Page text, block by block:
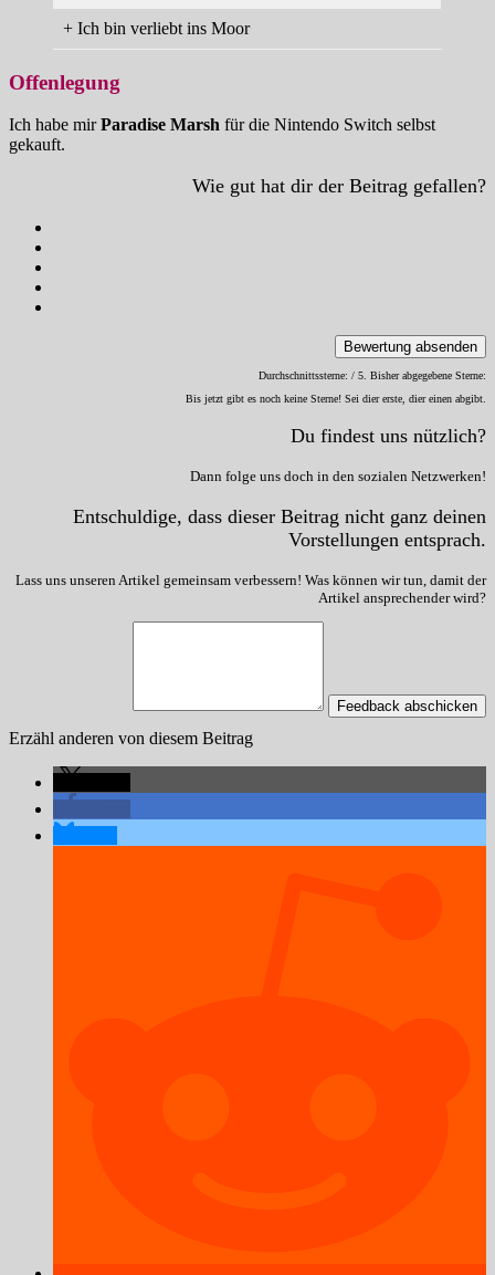
+ Ich bin verliebt ins Moor
Offenlegung
Ich habe mirParadise Marsh für die Nintendo Switch selbst
gekauft.
Wie gut hat dir der Beitrag gefallen?
Bewertung absenden
Durchschnittssterne: / 5. Bisher abgegebene Sterne:
Bis jetzt gibt es noch keine Sterne! Sei dier erste, dier einen abgibt.
Du findest uns nützlich?
Dann folge uns doch in den sozialen Netzwerken!
Entschuldige, dass dieser Beitrag nicht ganz deinen
Vorstellungen entsprach.
Lass uns unseren Artikel gemeinsam verbessern! Was können wir tun, damit der
Artikel ansprechender wird?
Feedback abschicken
Erzähl anderen von diesem Beitrag